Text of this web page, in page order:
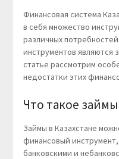
Финансовая система
в себя множество
различных
инструментов являются
статье рассмотрим
недостатки этих
Что такое
Займы в Казахстане
финансовый
банковскими и